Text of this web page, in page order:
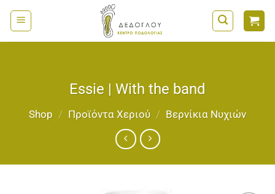
Μετάβαση
στο
περιεχόμενο
Essie | With the band
Shop / Προϊόντα Χεριού / Bερνίκια Νυχιών